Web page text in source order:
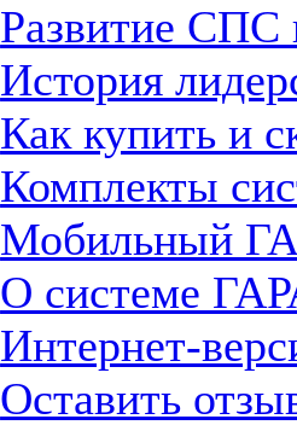
Развитие СПС
История
Как купить и
Комплекты
Мобильный
О системе
Интернет-
Оставить